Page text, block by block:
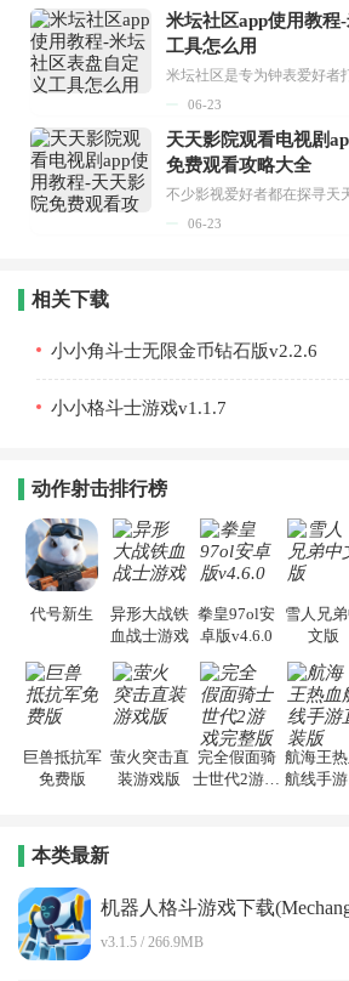
米坛社区app使用教程
工具怎么用
06-23
天天影院观看电视剧
免费观看攻略大全
06-23
相关下载
小小角斗士无限金币钻石版v2.2.6
小小格斗士游戏v1.1.7
动作射击排行榜
代号新生
异形大战铁
血战士游戏
拳皇97ol安
卓版v4.6.0
雪人兄
文版
巨兽抵抗军
免费版
萤火突击直
装游戏版
完全假面骑
士世代2游戏
航海王热
航线手游
本类最新
机器人格斗游戏下载
v3.1.5 / 266.9MB